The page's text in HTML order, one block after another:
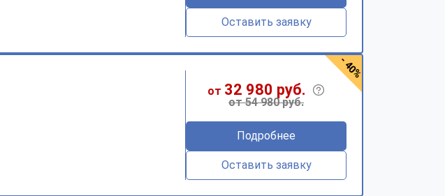
Оставить заявку
от 32 980 руб.
от 54 980 руб.
Подробнее
Оставить заявку
- 40%